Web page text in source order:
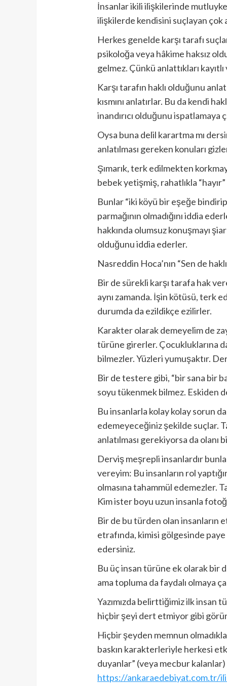
İnsanlar ikili ilişkilerinde
ilişkilerde kendisini suçlayan çok
Herkes genelde karşı tarafı
psikoloğa veya hâkime haksız
gelmez. Çünkü anlattıkları
Karşı tarafın haklı olduğunu
kısmını anlatırlar. Bu da kendi
inandırıcı olduğunu
Oysa buna delil karartma mı
anlatılması gereken konuları
Şımarık, terk edilmekten
bebek yetişmiş, rahatlıkla
Bunlar “iki köyü bir eşeğe
parmağının olmadığını iddia
hakkında olumsuz konuşmayı
olduğunu iddia ederler.
Nasreddin Hoca’nın “Sen de
Bir de sürekli karşı tarafa hak
aynı zamanda. İşin kötüsü, terk
durumda da ezildikçe ezilirler.
Karakter olarak demeyelim de
türüne girerler. Çocukluklarına
bilmezler. Yüzleri yumuşaktır.
Bir de testere gibi, “bir sana bir
soyu tükenmek bilmez. Eskiden
Bu insanlarla kolay kolay sorun
edemeyeceğiniz şekilde suçlar.
anlatılması gerekiyorsa da
Derviş meşrepli insanlardır
vereyim: Bu insanların rol
olmasına tahammül edemezler.
Kim ister boyu uzun insanla
Bir de bu türden olan insanların
etrafında, kimisi gölgesinde paye
edersiniz.
Bu üç insan türüne ek olarak bir
ama topluma da faydalı olmaya
Yazımızda belirttiğimiz ilk insan
hiçbir şeyi dert etmiyor gibi
Hiçbir şeyden memnun
baskın karakterleriyle herkesi
duyanlar” (veya mecbur
https://ankaraedebiyat.com.tr/